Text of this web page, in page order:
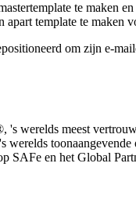
te maken
template te maken
om zijn e-
werelds meest
werelds
SAFe en het Global